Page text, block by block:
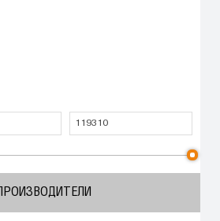
ПРОИЗВОДИТЕЛИ